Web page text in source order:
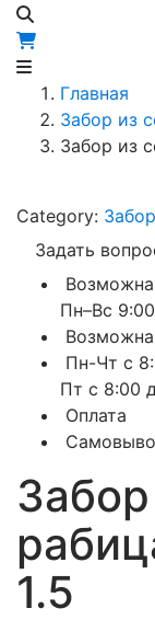
Главная
Забор из
Забор из
Category:
Задать
Возможна
Пн–Вс
Пн-Чт с
Пт с 8:00
Оплата
1.5